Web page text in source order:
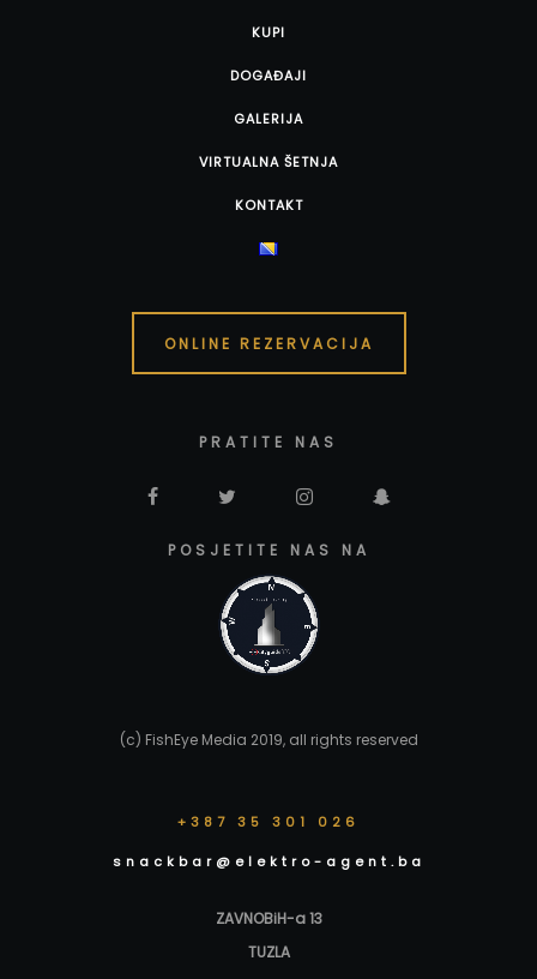
KUPI
DOGAĐAJI
GALERIJA
VIRTUALNA ŠETNJA
KONTAKT
ONLINE REZERVACIJA
PRATITE NAS
POSJETITE NAS NA
(c) FishEye Media 2019, all rights reserved
+387 35 301 026
snackbar@elektro-agent.ba
ZAVNOBiH-a 13
TUZLA